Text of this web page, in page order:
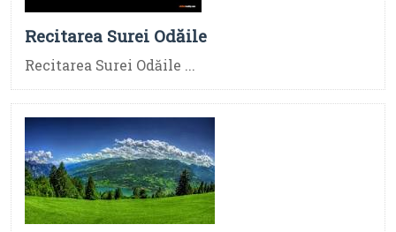
Recitarea Surei Odăile
Recitarea Surei Odăile ...